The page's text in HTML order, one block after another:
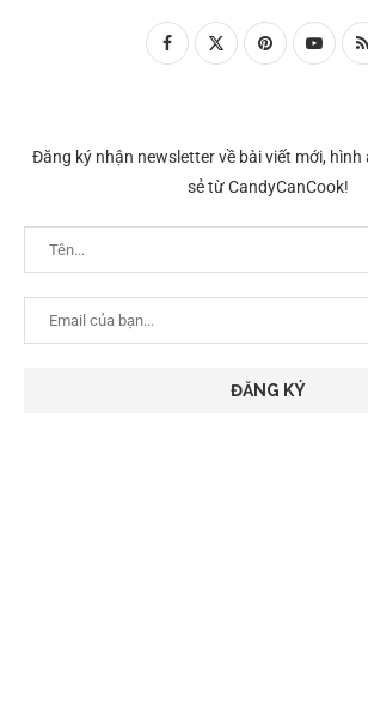
Đăng ký nhận newsletter về bài viết mới,
sẻ từ CandyCanCook!